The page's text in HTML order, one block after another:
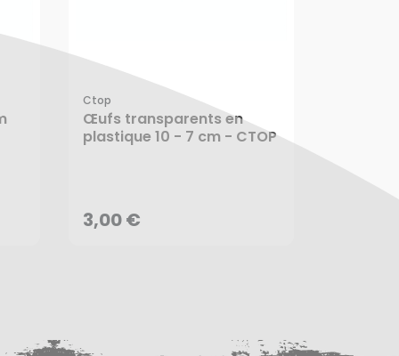
Ctop
Œufs transparents en
plastique 10 - 7 cm - CTOP
3,00 €AJOUTER AU PANIER